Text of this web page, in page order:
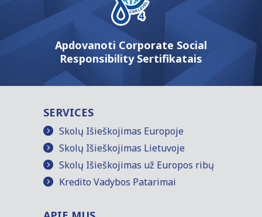
Apdovanoti Corporate Social
Responsibility Sertifikatais
SERVICES
Skolų Išieškojimas Europoje
Skolų Išieškojimas Lietuvoje
Skolų Išieškojimas už Europos ribų
Kredito Vadybos Patarimai